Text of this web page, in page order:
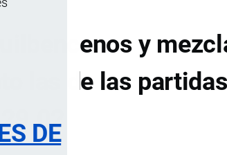
DE
y
las de las